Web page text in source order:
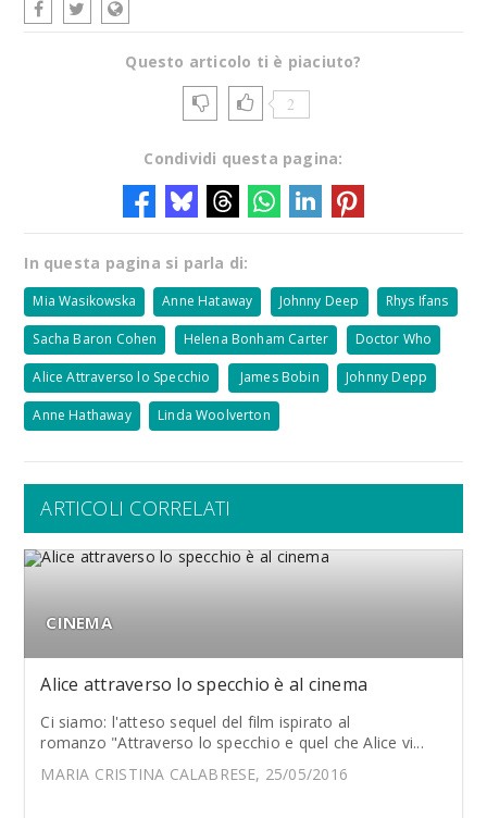
Questo articolo ti è piaciuto?
2
Condividi questa pagina:
In questa pagina si parla di:
Mia Wasikowska Anne Hataway Johnny Deep Rhys Ifans
Sacha Baron Cohen Helena Bonham Carter Doctor Who
Alice Attraverso lo Specchio James Bobin Johnny Depp
Anne Hathaway Linda Woolverton
ARTICOLI CORRELATI
CINEMA
Alice attraverso lo specchio è al cinema
Ci siamo: l'atteso sequel del film ispirato al
romanzo "Attraverso lo specchio e quel che Alice vi...
MARIA CRISTINA CALABRESE, 25/05/2016